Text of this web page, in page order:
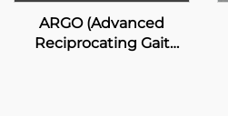
ARGO (Advanced
Reciprocating Gait